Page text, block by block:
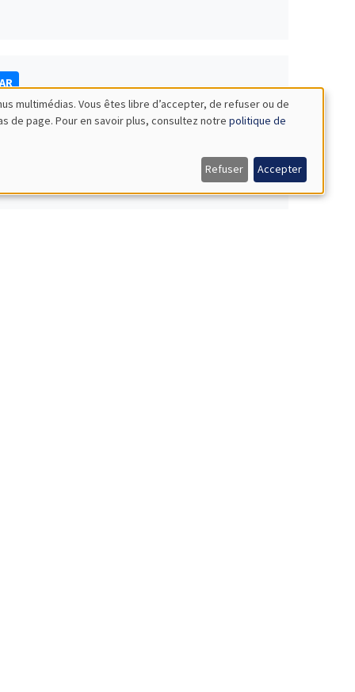
multimédias. Vous êtes libre d’accepter, de refuser ou de
de page. Pour en savoir plus, consultez notre politique de
Refuser Accepter